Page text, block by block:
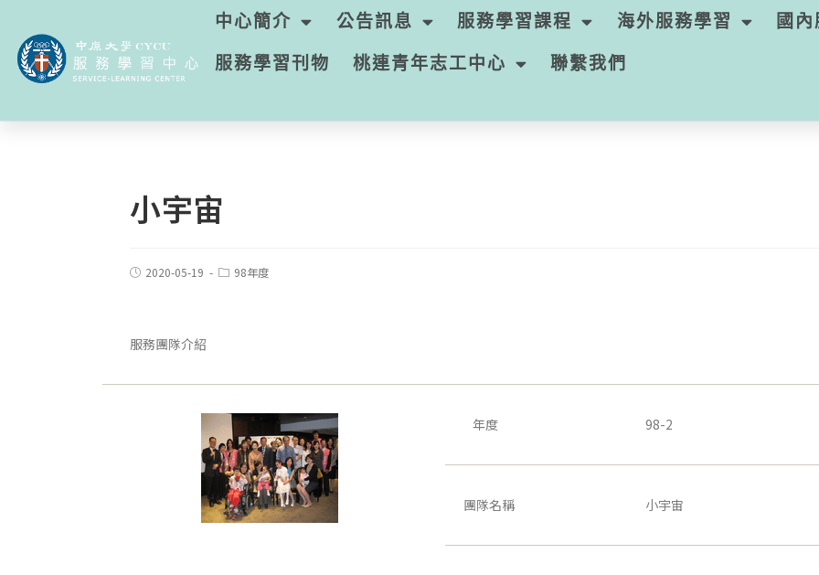
中心簡介 公告訊息 服務學習課程 海外服務學習
國
服務學習刊物
桃連青年志工中心 聯繫我們
小宇宙
2020-05-19 98年度
服務團隊介紹
年度 98-2
團隊名稱 小宇宙